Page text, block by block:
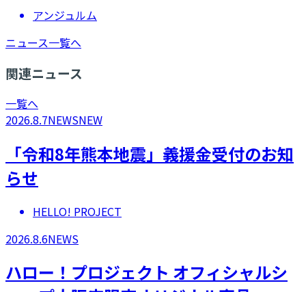
アンジュルム
ニュース一覧へ
関連ニュース
一覧へ
2026.8.7NEWSNEW
「令和8年熊本地震」義援金受付のお知
らせ
HELLO! PROJECT
2026.8.6NEWS
ハロー！プロジェクト オフィシャルシ